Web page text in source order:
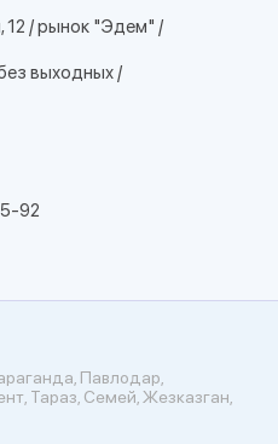
12 / рынок "Эдем" /
выходных /
92
Павлодар,
Тараз, Семей, Жезказган,